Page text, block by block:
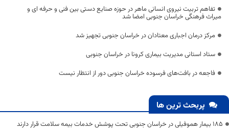
تفاهم تربیت نیروی انسانی ماهر در حوزه صنایع دستی بین فنی و حرفه ای و
میراث فرهنگی خراسان جنوبی امضا شد
مرکز درمان اجباری معتادان در خراسان جنوبی تجهیز شد
ستاد استانی مدیریت بیماری کرونا در خراسان جنوبی
فاجعه در بافت‌های فرسوده خراسان جنوبی دور از انتظار نیست
پربحث ترین ها
۱۸۵ بیمار هموفیلی در خراسان جنوبی تحت پوشش خدمات بیمه سلامت قرار دارند